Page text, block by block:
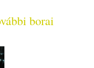
borai